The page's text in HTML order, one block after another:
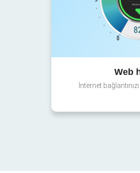
Web
İnternet